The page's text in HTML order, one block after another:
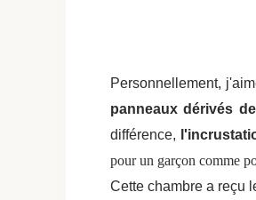
Personnellement,
panneaux dérivés
différence,
pour un garçon comme
Cette chambre a reçu